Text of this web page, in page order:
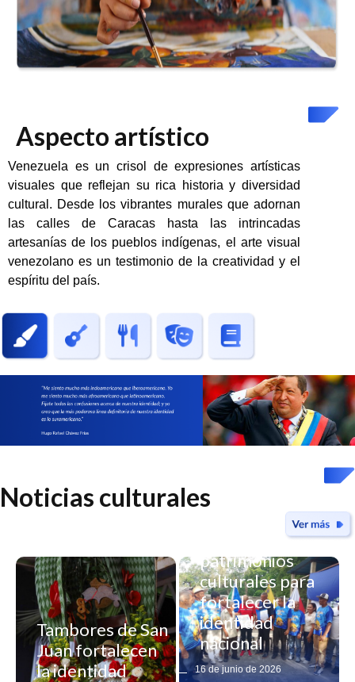
Aspecto artístico
Venezuela es un crisol de expresiones artísticas
visuales que reflejan su rica historia y diversidad
cultural. Desde los vibrantes murales que adornan
las calles de Caracas hasta las intrincadas
artesanías de los pueblos indígenas, el arte visual
venezolano es un testimonio de la creatividad y el
espíritu del país.
Noticias culturales
Tambores de San
Juan fortalecen
la identidad
Yaracuy declara
patrimonios
culturales para
fortalecer la
identidad
nacional
16 de junio de 2026
Registro